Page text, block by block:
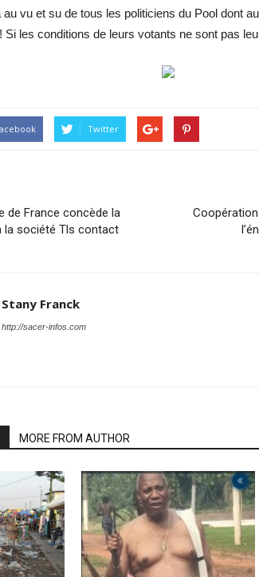
vu et su de tous les politiciens du Pool dont
Si les conditions de leurs votants ne sont pas
Twitter
de France concède la
la société Tls contact
Stany Franck
http://sacer-infos.com
MORE FROM AUTHOR